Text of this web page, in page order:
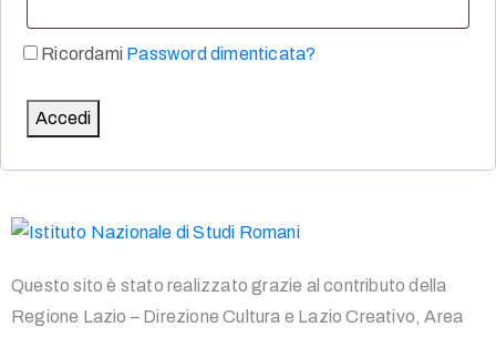
Ricordami Password dimenticata?
Accedi
Questo sito è stato realizzato grazie al contributo della
Regione Lazio – Direzione Cultura e Lazio Creativo, Area